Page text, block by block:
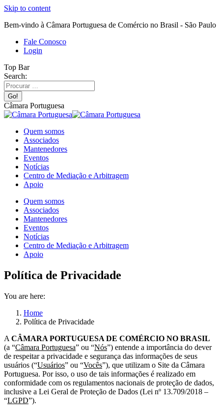
Skip to content
Bem-vindo à Câmara Portuguesa de Comércio no Brasil - São Paulo
Fale Conosco
Login
Top Bar
Search:
Câmara Portuguesa
Quem somos
Associados
Mantenedores
Eventos
Notícias
Centro de Mediação e Arbitragem
Apoio
Quem somos
Associados
Mantenedores
Eventos
Notícias
Centro de Mediação e Arbitragem
Apoio
Política de Privacidade
You are here:
Home
Política de Privacidade
A CÂMARA PORTUGUESA DE COMÉRCIO NO BRASIL
(a “Câmara Portuguesa” ou “Nós”) entende a importância do dever
de respeitar a privacidade e segurança das informações de seus
usuários (“Usuários” ou “Vocês”), que utilizam o Site da Câmara
Portuguesa. Por isso, o uso de tais informações é realizado em
conformidade com os regulamentos nacionais de proteção de dados,
inclusive a Lei Geral de Proteção de Dados (Lei nº 13.709/2018 –
“LGPD”).